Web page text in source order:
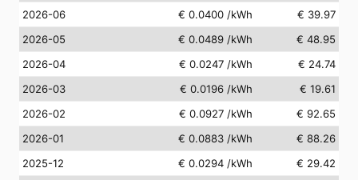
2026-06
€ 0.0400 /kWh
€ 39.97
2026-05
€ 0.0489 /kWh
€ 48.95
2026-04
€ 0.0247 /kWh
€ 24.74
2026-03
€ 0.0196 /kWh
€ 19.61
2026-02
€ 0.0927 /kWh
€ 92.65
2026-01
€ 0.0883 /kWh
€ 88.26
2025-12
€ 0.0294 /kWh
€ 29.42